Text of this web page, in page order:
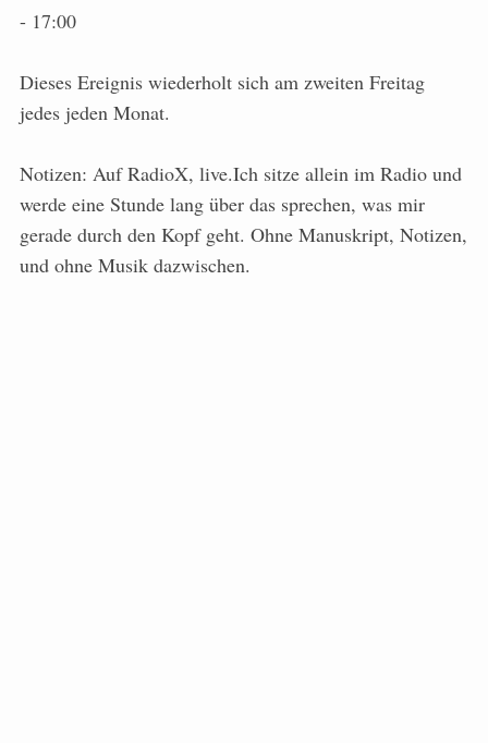
- 17:00
Dieses Ereignis wiederholt sich am zweiten Freitag
jedes jeden Monat.
Notizen: Auf RadioX, live.Ich sitze allein im Radio und
werde eine Stunde lang über das sprechen, was mir
gerade durch den Kopf geht. Ohne Manuskript, Notizen,
und ohne Musik dazwischen.